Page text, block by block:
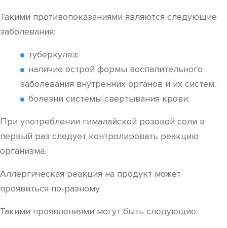
Такими противопоказаниями являются следующие
заболевания:
туберкулез;
наличие острой формы воспалительного
заболевания внутренних органов и их систем;
болезни системы свертывания крови.
При употреблении гималайской розовой соли в
первый раз следует контролировать реакцию
организма.
Аллергическая реакция на продукт может
проявиться по-разному.
Такими проявлениями могут быть следующие: